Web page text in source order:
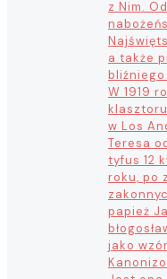
z Nim.
a także
W 1919
w Los
Teresa
tyfus 12
roku, po
papież
jako